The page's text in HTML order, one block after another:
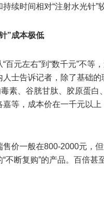
续时间相对“注射水光针”
”成本极低
百元左右”到“数千元”不等
士告诉记者，除了基础
素、谷胱甘肽、胶原蛋白
等，成本价在一千元以
价一般在800-2000元，
不断复购”的产品。百倍甚